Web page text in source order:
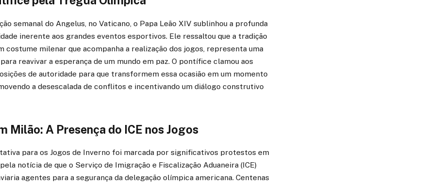
semanal do Angelus, no Vaticano, o Papa Leão XIV sublinhou a profunda
inerente aos grandes eventos esportivos. Ele ressaltou que a tradição
costume milenar que acompanha a realização dos jogos, representa uma
reavivar a esperança de um mundo em paz. O pontífice clamou aos
de autoridade para que transformem essa ocasião em um momento
a desescalada de conflitos e incentivando um diálogo construtivo
Milão: A Presença do ICE nos Jogos
para os Jogos de Inverno foi marcada por significativos protestos em
notícia de que o Serviço de Imigração e Fiscalização Aduaneira (ICE)
agentes para a segurança da delegação olímpica americana. Centenas